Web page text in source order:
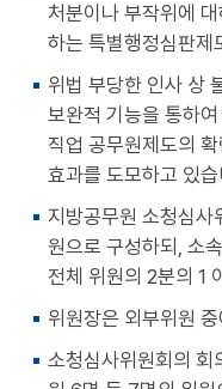
처분이나 부작위에
하는 특별행정심판제
위법 부당한 인사 상
보완적 기능을 통하
직업 공무원제도의
효과를 도모하고 있습
지방공무원 소청심사
원으로 구성하되, 소
전체 위원의 2분의 1
위원장은 외부위원
소청심사위원회의 회